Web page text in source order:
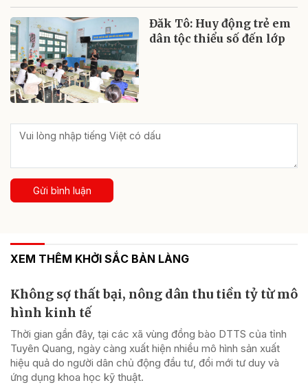
Đăk Tô: Huy động trẻ em
dân tộc thiểu số đến lớp
Gửi bình luận
XEM THÊM KHỞI SẮC BẢN LÀNG
Không sợ thất bại, nông dân thu tiền tỷ từ mô
hình kinh tế
Thời gian gần đây, tại các xã vùng đồng bào DTTS của tỉnh
Tuyên Quang, ngày càng xuất hiện nhiều mô hình sản xuất
hiệu quả do người dân chủ động đầu tư, đổi mới tư duy và
ứng dụng khoa học kỹ thuật.